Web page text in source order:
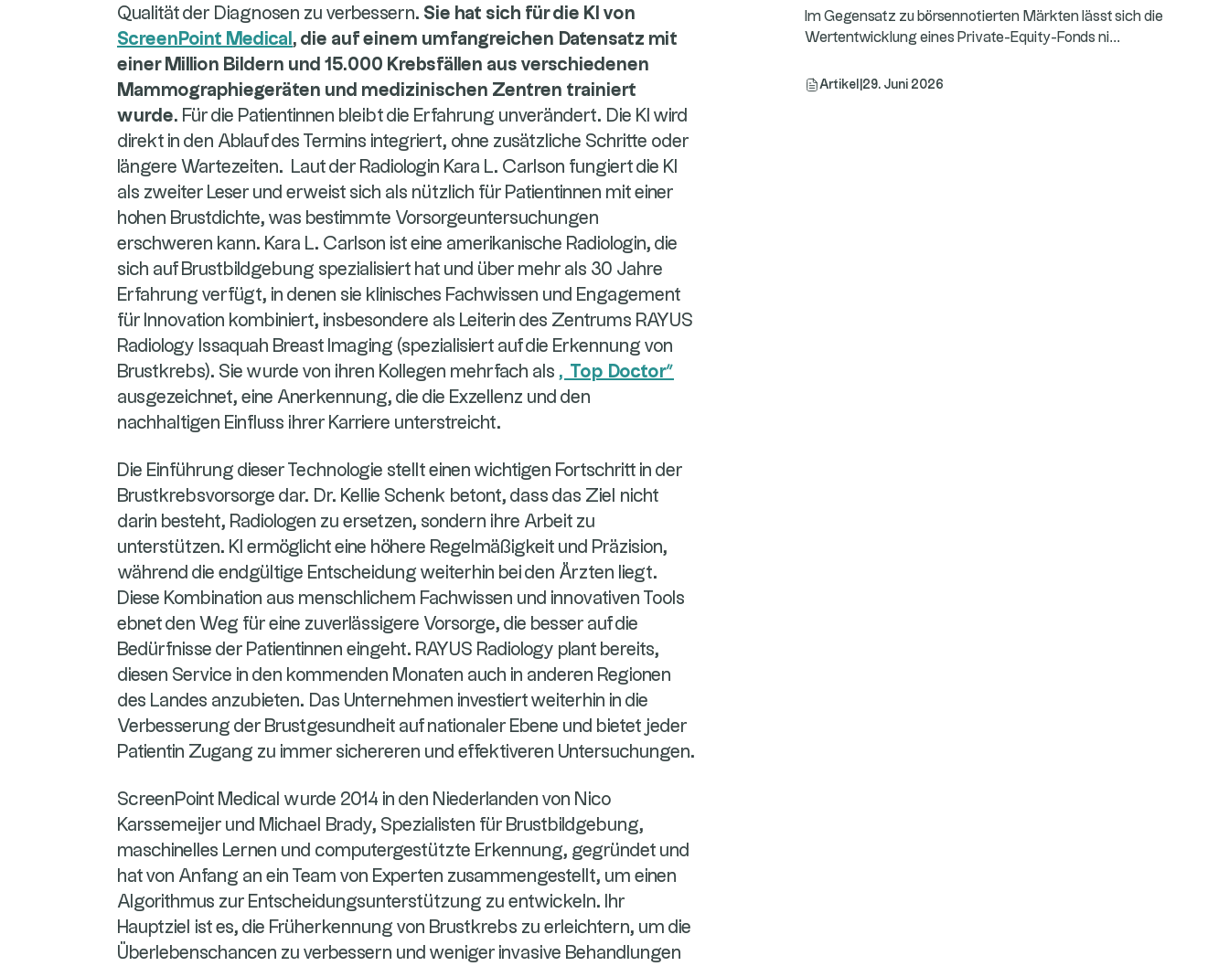
Qualität der Diagnosen zu verbessern. Sie hat sich für die KI von
ScreenPoint Medical , die auf einem umfangreichen Datensatz mit
einer Million Bildern und 15.000 Krebsfällen aus verschiedenen
Mammographiegeräten und medizinischen Zentren trainiert
wurde. Für die Patientinnen bleibt die Erfahrung unverändert. Die KI wird
direkt in den Ablauf des Termins integriert, ohne zusätzliche Schritte oder
längere Wartezeiten. Laut der Radiologin Kara L. Carlson fungiert die KI
als zweiter Leser und erweist sich als nützlich für Patientinnen mit einer
hohen Brustdichte, was bestimmte Vorsorgeuntersuchungen
erschweren kann. Kara L. Carlson ist eine amerikanische Radiologin, die
sich auf Brustbildgebung spezialisiert hat und über mehr als 30 Jahre
Erfahrung verfügt, in denen sie klinisches Fachwissen und Engagement
für Innovation kombiniert, insbesondere als Leiterin des Zentrums RAYUS
Radiology Issaquah Breast Imaging (spezialisiert auf die Erkennung von
Brustkrebs). Sie wurde von ihren Kollegen mehrfach als „Top Doctor”
ausgezeichnet, eine Anerkennung, die die Exzellenz und den
nachhaltigen Einfluss ihrer Karriere unterstreicht.
Die Einführung dieser Technologie stellt einen wichtigen Fortschritt in der
Brustkrebsvorsorge dar. Dr. Kellie Schenk betont, dass das Ziel nicht
darin besteht, Radiologen zu ersetzen, sondern ihre Arbeit zu
unterstützen. KI ermöglicht eine höhere Regelmäßigkeit und Präzision,
während die endgültige Entscheidung weiterhin bei den Ärzten liegt.
Diese Kombination aus menschlichem Fachwissen und innovativen Tools
ebnet den Weg für eine zuverlässigere Vorsorge, die besser auf die
Bedürfnisse der Patientinnen eingeht. RAYUS Radiology plant bereits,
diesen Service in den kommenden Monaten auch in anderen Regionen
des Landes anzubieten. Das Unternehmen investiert weiterhin in die
Verbesserung der Brustgesundheit auf nationaler Ebene und bietet jeder
Patientin Zugang zu immer sichereren und effektiveren Untersuchungen.
ScreenPoint Medical wurde 2014 in den Niederlanden von Nico
Karssemeijer und Michael Brady, Spezialisten für Brustbildgebung,
maschinelles Lernen und computergestützte Erkennung, gegründet und
hat von Anfang an ein Team von Experten zusammengestellt, um einen
Algorithmus zur Entscheidungsunterstützung zu entwickeln. Ihr
Hauptziel ist es, die Früherkennung von Brustkrebs zu erleichtern, um die
Überlebenschancen zu verbessern und weniger invasive Behandlungen
Im Gegensatz zu börsennotierten Märkten lässt sich die
Wertentwicklung eines Private-Equity-Fonds ni...
Artikel 29. Juni 2026